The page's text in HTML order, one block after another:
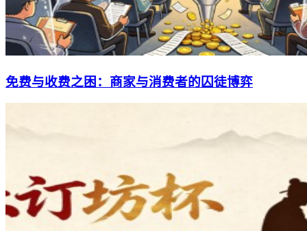
免费与收费之困：商家与消费者的囚徒博弈